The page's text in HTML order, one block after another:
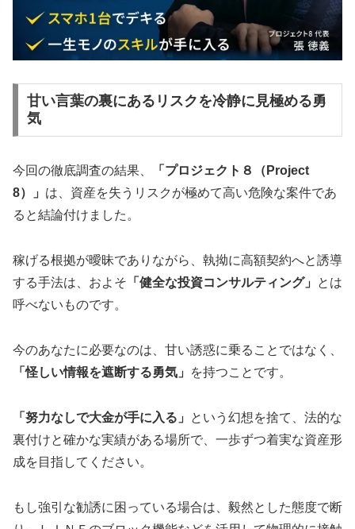
甘い言葉の裏にあるリスクを冷静に見極める勇
気
今回の徹底調査の結果、
「プロジェクト８（Project
8）」 は、資産を失うリスクが極めて高い危険な案件であ
ると結論付けました。
稼げる根拠が曖昧でありながら、執拗に高額契約へと誘導
する手法は、およそ 「健全な投資コンサルティング」
とは
呼べないものです。
今のあなたに必要なのは、甘い誘惑に乗ることではなく、
「怪しい情報を遮断する勇気」
を持つことです。
「努力なしで大金が手に入る」
という幻想を捨て、法的な
裏付けと確かな実績がある場所で、一歩ずつ着実な資産形
成を目指してください。
もし強引な勧誘に困っている場合は、毅然とした態度で断